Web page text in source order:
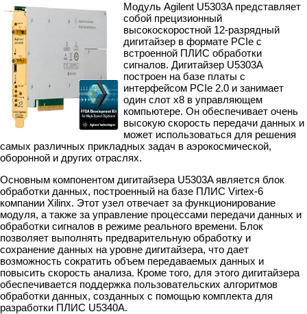
Модуль Agilent U5303A представляет
собой прецизионный
высокоскоростной 12-разрядный
дигитайзер в формате PCIe с
встроенной ПЛИС обработки
сигналов. Дигитайзер U5303A
построен на базе платы с
интерфейсом PCIe 2.0 и занимает
один слот х8 в управляющем
компьютере. Он обеспечивает очень
высокую скорость передачи данных и
может использоваться для решения
самых различных прикладных задач в аэрокосмической,
оборонной и других отраслях.
Основным компонентом дигитайзера U5303A является блок
обработки данных, построенный на базе ПЛИС Virtex-6
компании Xilinx. Этот узел отвечает за функционирование
модуля, а также за управление процессами передачи данных и
обработки сигналов в режиме реального времени. Блок
позволяет выполнять предварительную обработку и
сохранение данных на уровне дигитайзера, что дает
возможность сократить объем передаваемых данных и
повысить скорость анализа. Кроме того, для этого дигитайзера
обеспечивается поддержка пользовательских алгоритмов
обработки данных, созданных с помощью комплекта для
разработки ПЛИС U5340A.